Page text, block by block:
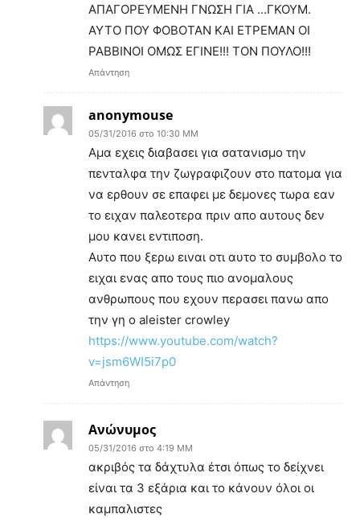
ΑΠΑΓΟΡΕΥΜΕΝΗ ΓΝΩΣΗ ΓΙΑ …ΓΚΟΥΜ.
ΑΥΤΟ ΠΟΥ ΦΟΒΟΤΑΝ ΚΑΙ ΕΤΡΕΜΑΝ ΟΙ
ΡΑΒΒΙΝΟΙ ΟΜΩΣ ΕΓΙΝΕ!!! ΤΟΝ ΠΟΥΛΟ!!!
Απάντηση
anonymouse
05/31/2016 στο 10:30 ΜΜ
Aμα εχεις διαβασει για σατανισμο την
πενταλφα την ζωγραφιζουν στο πατομα για
να ερθουν σε επαφει με δεμονες τωρα εαν
το ειχαν παλεοτερα πριν απο αυτους δεν
μου κανει εντιποση.
Aυτο που ξερω ειναι οτι αυτο το συμβολο το
ειχαι ενας απο τους πιο ανομαλους
ανθρωπους που εχουν περασει πανω απο
την γη o aleister crowley
https://www.youtube.com/watch?
v=jsm6WI5i7p0
Απάντηση
Ανώνυμος
05/31/2016 στο 4:19 ΜΜ
ακριβός τα δάχτυλα έτσι όπως το δείχνει
είναι τα 3 εξάρια και το κάνουν όλοι οι
καμπαλιστες